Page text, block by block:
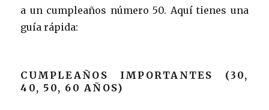
a un cumpleaños número 50. Aquí tienes una
guía rápida:
CUMPLEAÑOS IMPORTANTES (30,
40, 50, 60 AÑOS)